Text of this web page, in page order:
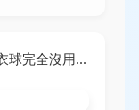
球完全沒用...